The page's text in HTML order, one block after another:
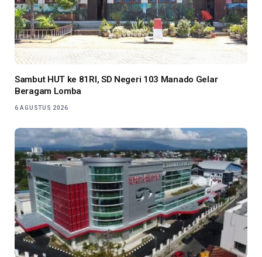
Sambut HUT ke 81RI, SD Negeri 103 Manado Gelar
Beragam Lomba
6 AGUSTUS 2026